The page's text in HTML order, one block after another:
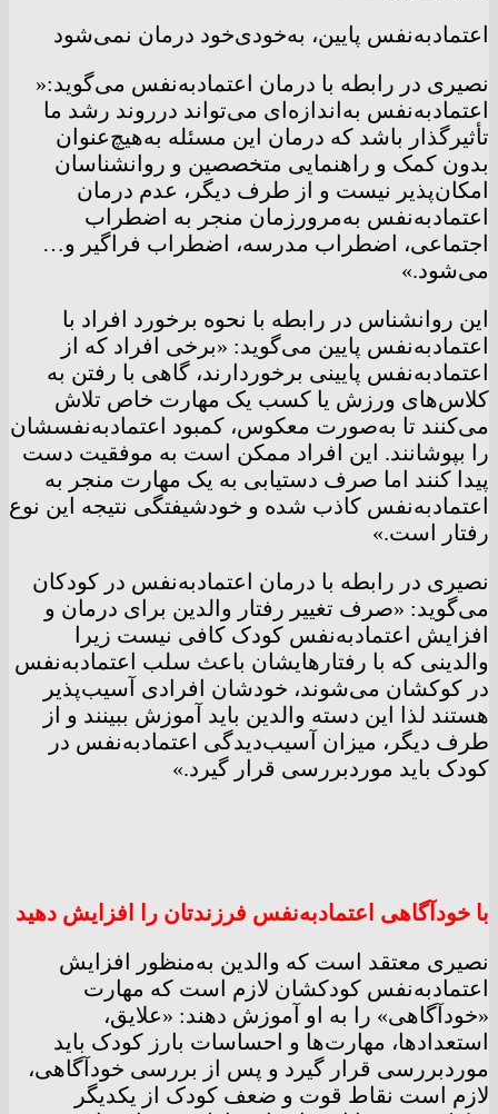
اعتمادبه‌نفس پایین، به‌خودی‌خود درمان نمی‌شود
نصیری در رابطه با درمان اعتمادبه‌نفس می‌گوید:«
اعتمادبه‌نفس به‌اندازه‌ای می‌تواند درروند رشد ما
تأثیرگذار باشد که درمان این مسئله به‌هیچ‌عنوان
بدون کمک و راهنمایی متخصصین و روانشناسان
امکان‌پذیر نیست و از طرف دیگر، عدم درمان
اعتمادبه‌نفس به‌مرورزمان منجر به اضطراب
اجتماعی، اضطراب مدرسه، اضطراب فراگیر و…
می‌شود.»
این روانشناس در رابطه با نحوه برخورد افراد با
اعتمادبه‌نفس پایین می‌گوید: «برخی افراد که از
اعتمادبه‌نفس پایینی برخوردارند، گاهی با رفتن به
کلاس‌های ورزش یا کسب یک مهارت خاص تلاش
می‌کنند تا به‌صورت معکوس، کمبود اعتمادبه‌نفسشان
را بپوشانند. این افراد ممکن است به موفقیت دست
پیدا کنند اما صرف دستیابی به یک مهارت منجر به
اعتمادبه‌نفس کاذب شده و خودشیفتگی نتیجه این نوع
رفتار است.»
نصیری در رابطه با درمان اعتمادبه‌نفس در کودکان
می‌گوید: «صرف تغییر رفتار والدین برای درمان و
افزایش اعتمادبه‌نفس کودک کافی نیست زیرا
والدینی که با رفتارهایشان باعث سلب اعتمادبه‌نفس
در کوکشان می‌شوند، خودشان افرادی آسیب‌پذیر
هستند لذا این دسته والدین باید آموزش ببینند و از
طرف دیگر، میزان آسیب‌دیدگی اعتمادبه‌نفس در
کودک باید موردبررسی قرار گیرد.»
با خودآگاهی اعتمادبه‌نفس فرزندتان را افزایش دهید
نصیری معتقد است که والدین به‌منظور افزایش
اعتمادبه‌نفس کودکشان لازم است که مهارت
«خودآگاهی» را به او آموزش دهند: «علایق،
استعدادها، مهارت‌ها و احساسات بارز کودک باید
موردبررسی قرار گیرد و پس از بررسی خودآگاهی،
لازم است نقاط قوت و ضعف کودک از یکدیگر